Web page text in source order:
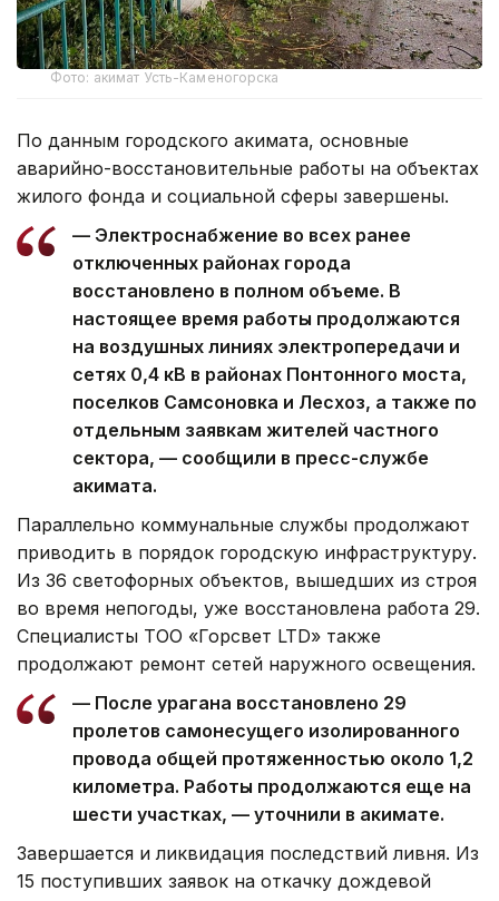
Фото: акимат Усть-Каменогорска
По данным городского акимата, основные
аварийно-восстановительные работы на объектах
жилого фонда и социальной сферы завершены.
— Электроснабжение во всех ранее
отключенных районах города
восстановлено в полном объеме. В
настоящее время работы продолжаются
на воздушных линиях электропередачи и
сетях 0,4 кВ в районах Понтонного моста,
поселков Самсоновка и Лесхоз, а также по
отдельным заявкам жителей частного
сектора, — сообщили в пресс-службе
акимата.
Параллельно коммунальные службы продолжают
приводить в порядок городскую инфраструктуру.
Из 36 светофорных объектов, вышедших из строя
во время непогоды, уже восстановлена работа 29.
Специалисты ТОО «Горсвет LTD» также
продолжают ремонт сетей наружного освещения.
— После урагана восстановлено 29
пролетов самонесущего изолированного
провода общей протяженностью около 1,2
километра. Работы продолжаются еще на
шести участках, — уточнили в акимате.
Завершается и ликвидация последствий ливня. Из
15 поступивших заявок на откачку дождевой